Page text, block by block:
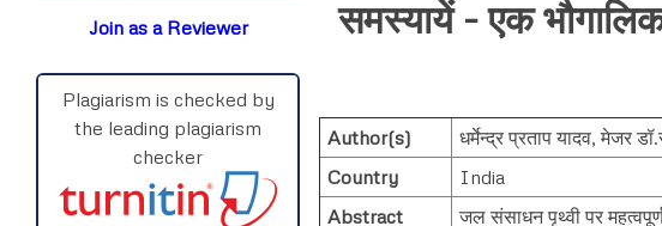
Publication Charges
Track Status / Pay Fees / Download
Join as a Reviewer
Plagiarism is checked by
the leading plagiarism
checker
समस्यायें - एक
Author(s) धर्मेन्द्र प्रताप यादव,मेजर
Country
India
Abstract
जल संसाधन पृथ्वी पर